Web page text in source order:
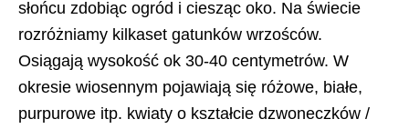
słońcu zdobiąc ogród i ciesząc oko. Na świecie
rozróżniamy kilkaset gatunków wrzośców.
Osiągają wysokość ok 30-40 centymetrów. W
okresie wiosennym pojawiają się różowe, białe,
purpurowe itp. kwiaty o kształcie dzwoneczków /